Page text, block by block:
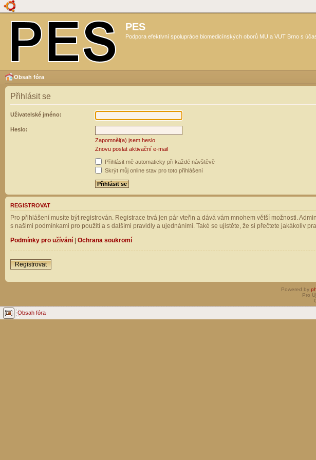
PES
Podpora efektivní spolupráce biomedicínských oborů MU a VUT Brno s
Obsah fóra
Přihlásit se
Uživatelské jméno:
Heslo:
Zapomněl(a) jsem heslo
Znovu poslat aktivační e-mail
Přihlásit mě automaticky při každé návštěvě
Skrýt můj online stav pro toto přihlášení
REGISTROVAT
Pro přihlášení musíte být registrován. Registrace trvá jen pár vteřin a dává vám mnohem větší možnosti.
s našimi podmínkami pro použití a s dalšími pravidly a ujednáními. Také se ujistěte, že si přečtete jakákoliv
Podmínky pro užívání | Ochrana soukromí
Registrovat
Powered by
Pro
Obsah fóra